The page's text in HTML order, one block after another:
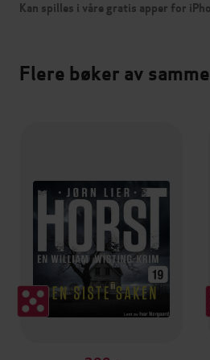
Kan spilles i våre gratis apper for
Flere bøker av